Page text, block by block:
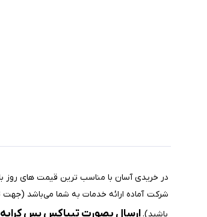
باشید).ارسال بصورت تیپاکس پس کرایه